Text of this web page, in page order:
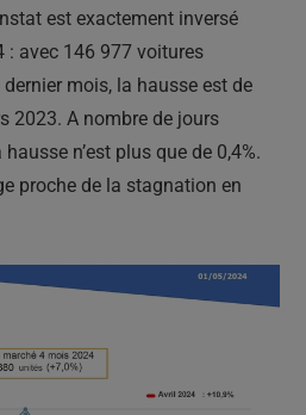
est exactement inversé
: avec 146 977 voitures
mois, la hausse est de
2023. A nombre de jours
n’est plus que de 0,4%.
proche de la stagnation en